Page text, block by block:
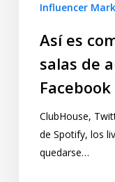
Influencer
Así es
salas de
Facebook
ClubHouse,
de Spotify, los
quedarse…